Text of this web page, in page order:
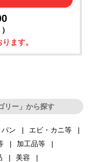
ます。
リー」から探す
ン
エビ・カニ等
加工品等
美容